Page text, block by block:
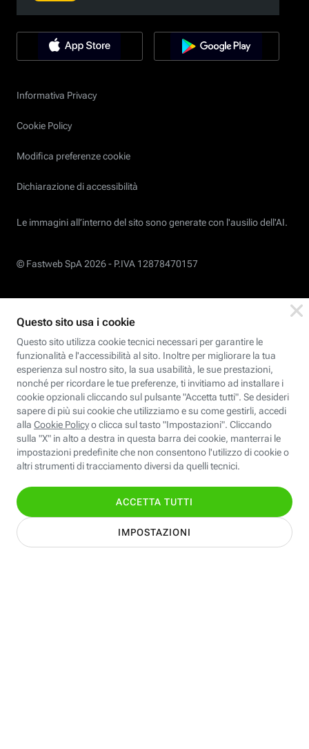
Informativa Privacy
Cookie Policy
Modifica preferenze cookie
Dichiarazione di accessibilità
Le immagini all’interno del sito sono generate con l'ausilio dell'AI.
© Fastweb SpA 2026 - P.IVA 12878470157